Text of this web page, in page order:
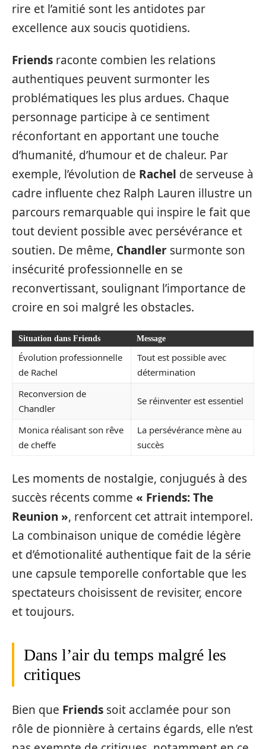
rire et l’amitié sont les antidotes par
excellence aux soucis quotidiens.
Friends raconte combien les relations
authentiques peuvent surmonter les
problématiques les plus ardues. Chaque
personnage participe à ce sentiment
réconfortant en apportant une touche
d’humanité, d’humour et de chaleur. Par
exemple, l’évolution de Rachel de serveuse à
cadre influente chez Ralph Lauren illustre un
parcours remarquable qui inspire le fait que
tout devient possible avec persévérance et
soutien. De même, Chandler surmonte son
insécurité professionnelle en se
reconvertissant, soulignant l’importance de
croire en soi malgré les obstacles.
Situation dans Friends Message
Évolution professionnelle
de Rachel
Tout est possible avec
détermination
Reconversion de
Chandler
Se réinventer est essentiel
Monica réalisant son rêve
de cheffe
La persévérance mène au
succès
Les moments de nostalgie, conjugués à des
succès récents comme « Friends: The
Reunion », renforcent cet attrait intemporel.
La combinaison unique de comédie légère
et d’émotionalité authentique fait de la série
une capsule temporelle confortable que les
spectateurs choisissent de revisiter, encore
et toujours.
Dans l’air du temps malgré les
critiques
Bien que Friends soit acclamée pour son
rôle de pionnière à certains égards, elle n’est